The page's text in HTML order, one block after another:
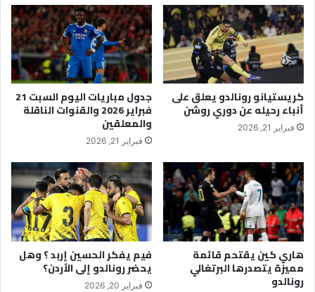
كريستيانو رونالدو يعلق على
أنباء رحيله عن دوري روشن
فبراير 21, 2026
جدول مباريات اليوم السبت 21
فبراير 2026 والقنوات الناقلة
والمعلقين
فبراير 21, 2026
هاري كين يقتحم قائمة
مميزة يتصدرها البرتغالي
رونالدو
فيم يفكر الحسين إربد ؟ وهل
يحضر رونالدو إلى الأردن؟
فبراير 20, 2026